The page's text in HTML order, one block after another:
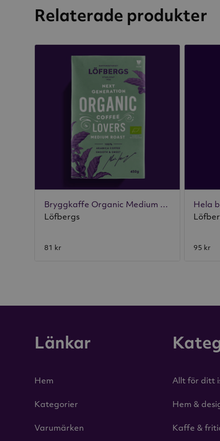
Relaterade produkter
Bryggkaffe Organic Medium 450g
Löfbergs
81 kr 95 kr
Länkar
Hem
Kategorier
Varumärken
Allt för ditt
Hem &
Kaffe &